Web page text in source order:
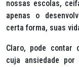
nossas escolas,
apenas o
certa forma, suas
Claro, pode contar
cuja ansiedade